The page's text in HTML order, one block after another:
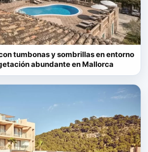
tumbonas y sombrillas en entorno
abundante en Mallorca